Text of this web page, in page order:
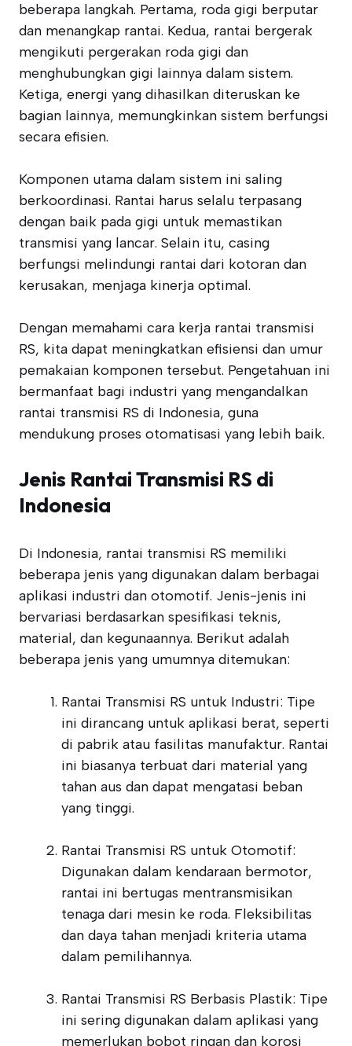
beberapa langkah. Pertama, roda gigi berputar
dan menangkap rantai. Kedua, rantai bergerak
mengikuti pergerakan roda gigi dan
menghubungkan gigi lainnya dalam sistem.
Ketiga, energi yang dihasilkan diteruskan ke
bagian lainnya, memungkinkan sistem berfungsi
secara efisien.
Komponen utama dalam sistem ini saling
berkoordinasi. Rantai harus selalu terpasang
dengan baik pada gigi untuk memastikan
transmisi yang lancar. Selain itu, casing
berfungsi melindungi rantai dari kotoran dan
kerusakan, menjaga kinerja optimal.
Dengan memahami cara kerja rantai transmisi
RS, kita dapat meningkatkan efisiensi dan umur
pemakaian komponen tersebut. Pengetahuan ini
bermanfaat bagi industri yang mengandalkan
rantai transmisi RS di Indonesia, guna
mendukung proses otomatisasi yang lebih baik.
Jenis Rantai Transmisi RS di
Indonesia
Di Indonesia, rantai transmisi RS memiliki
beberapa jenis yang digunakan dalam berbagai
aplikasi industri dan otomotif. Jenis-jenis ini
bervariasi berdasarkan spesifikasi teknis,
material, dan kegunaannya. Berikut adalah
beberapa jenis yang umumnya ditemukan:
Rantai Transmisi RS untuk Industri: Tipe
ini dirancang untuk aplikasi berat, seperti
di pabrik atau fasilitas manufaktur. Rantai
ini biasanya terbuat dari material yang
tahan aus dan dapat mengatasi beban
yang tinggi.
Rantai Transmisi RS untuk Otomotif:
Digunakan dalam kendaraan bermotor,
rantai ini bertugas mentransmisikan
tenaga dari mesin ke roda. Fleksibilitas
dan daya tahan menjadi kriteria utama
dalam pemilihannya.
Rantai Transmisi RS Berbasis Plastik: Tipe
ini sering digunakan dalam aplikasi yang
memerlukan bobot ringan dan korosi